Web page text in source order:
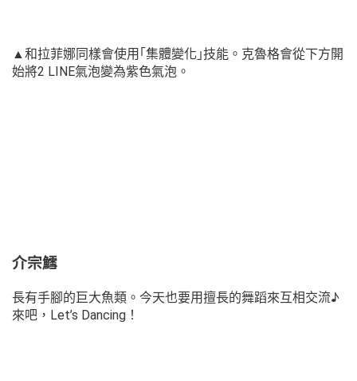
▲和拉菲娜同樣會使用｢集體變化｣技能。克魯格會從下方開
始將2 LINE氣泡變為紫色氣泡。
介宗鱈
長有手腳的巨大魚類。今天也要用擅長的舞蹈來互相交流♪
來吧，Let’s Dancing！